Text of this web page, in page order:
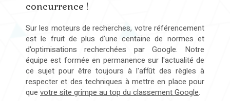
concurrence !
Sur les moteurs de recherches, votre référencement
est le fruit de plus d'une centaine de normes et
d'optimisations recherchées par Google. Notre
équipe est formée en permanence sur l'actualité de
ce sujet pour être toujours à l'affût des règles à
respecter et des techniques à mettre en place pour
que votre site grimpe au top du classement Google.